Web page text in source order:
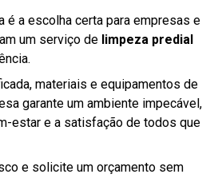
é a escolha certa para empresas e
um serviço de limpeza predial
materiais e equipamentos de
garante um ambiente impecável,
estar e a satisfação de todos que
e solicite um orçamento sem